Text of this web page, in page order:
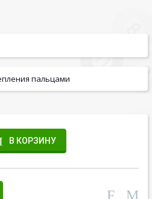
В КОРЗИНУ